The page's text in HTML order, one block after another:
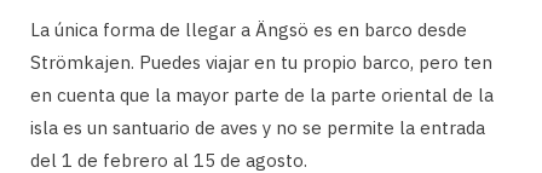
La única forma de llegar a Ängsö es en barco desde
Strömkajen. Puedes viajar en tu propio barco, pero ten
en cuenta que la mayor parte de la parte oriental de la
isla es un santuario de aves y no se permite la entrada
del 1 de febrero al 15 de agosto.